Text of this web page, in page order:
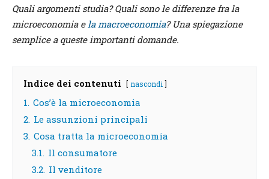
Quali argomenti studia? Quali sono le differenze fra la
microeconomia e la macroeconomia? Una spiegazione
semplice a queste importanti domande.
Indice dei contenuti nascondi
1. Cos’è la microeconomia
2. Le assunzioni principali
3. Cosa tratta la microeconomia
3.1. Il consumatore
3.2. Il venditore